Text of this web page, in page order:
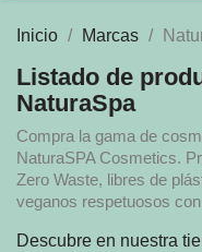
Inicio Marcas
Listado de
NaturaSpa
Compra la gama de
NaturaSPA Cosmetics.
Zero Waste, libres de
veganos respetuosos
Descubre en nuestra